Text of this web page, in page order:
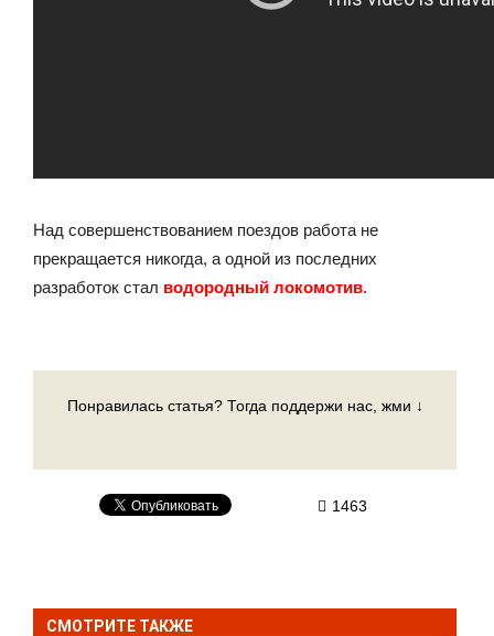
Над совершенствованием поездов работа не
прекращается никогда, а одной из последних
разработок стал водородный локомотив.
Понравилась статья? Тогда поддержи нас, жми ↓
1463
СМОТРИТЕ ТАКЖЕ